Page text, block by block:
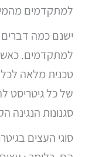
למתקדמים
ישנם כמה
למתקדמים.
טכנית מלאה
של כל גיטריסט
סגנונות הנגינה
סוגי העצים